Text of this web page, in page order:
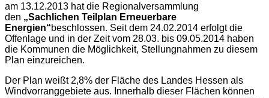
am 13.12.2013 hat die Regionalversammlung
den „Sachlichen Teilplan Erneuerbare
Energien“beschlossen. Seit dem 24.02.2014 erfolgt die
Offenlage und in der Zeit vom 28.03. bis 09.05.2014 haben
die Kommunen die Möglichkeit, Stellungnahmen zu diesem
Plan einzureichen.
Der Plan weißt 2,8% der Fläche des Landes Hessen als
Windvorranggebiete aus. Innerhalb dieser Flächen können